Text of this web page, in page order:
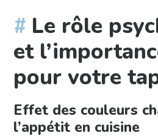
Le rôle
et
pour votre
Effet des couleurs
l’appétit en cuisine